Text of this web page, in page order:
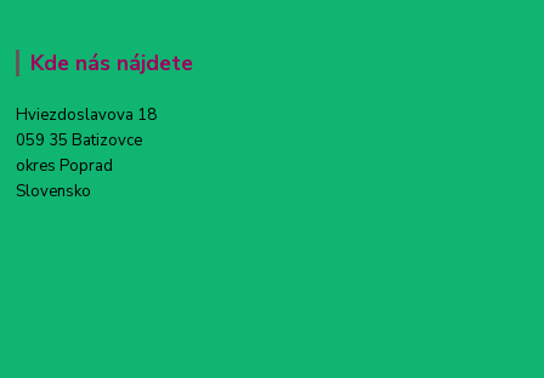
Kde nás nájdete
Hviezdoslavova 18
059 35 Batizovce
okres Poprad
Slovensko